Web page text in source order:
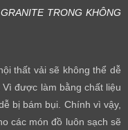
TRONG KHÔNG
thất vải sẽ không thể dễ
được làm bằng chất liệu
bị bám bụi. Chính vì vậy,
các món đồ luôn sạch sẽ